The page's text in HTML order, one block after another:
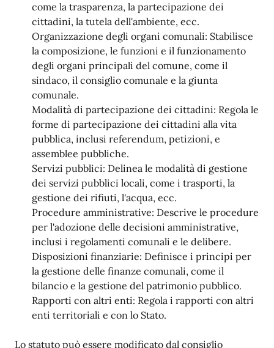
come la trasparenza, la partecipazione dei
cittadini, la tutela dell'ambiente, ecc.
Organizzazione degli organi comunali: Stabilisce
la composizione, le funzioni e il funzionamento
degli organi principali del comune, come il
sindaco, il consiglio comunale e la giunta
comunale.
Modalità di partecipazione dei cittadini: Regola le
forme di partecipazione dei cittadini alla vita
pubblica, inclusi referendum, petizioni, e
assemblee pubbliche.
Servizi pubblici: Delinea le modalità di gestione
dei servizi pubblici locali, come i trasporti, la
gestione dei rifiuti, l'acqua, ecc.
Procedure amministrative: Descrive le procedure
per l'adozione delle decisioni amministrative,
inclusi i regolamenti comunali e le delibere.
Disposizioni finanziarie: Definisce i principi per
la gestione delle finanze comunali, come il
bilancio e la gestione del patrimonio pubblico.
Rapporti con altri enti: Regola i rapporti con altri
enti territoriali e con lo Stato.
Lo statuto può essere modificato dal consiglio